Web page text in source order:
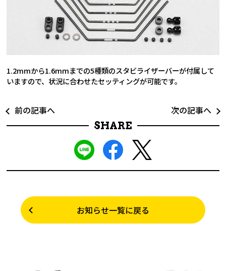
1.2mmから1.6mmまでの5種類のスタビライザーバーが付属して
いますので、状況に合わせたセッティングが可能です。
前の記事へ
次の記事へ
SHARE
お知らせ一覧に戻る